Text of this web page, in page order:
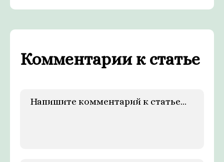
Комментарии к статье